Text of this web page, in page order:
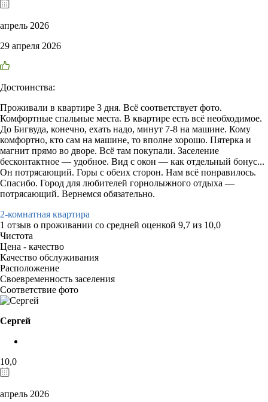
апрель 2026
29 апреля 2026
Достоинства:
Проживали в квартире 3 дня. Всё соответствует фото.
Комфортные спальные места. В квартире есть всё необходимое.
До Бигвуда, конечно, ехать надо, минут 7-8 на машине. Кому
комфортно, кто сам на машине, то вполне хорошо. Пятерка и
магнит прямо во дворе. Всё там покупали. Заселение
бесконтактное — удобное. Вид с окон — как отдельный бонус...
Он потрясающий. Горы с обеих сторон. Нам всё понравилось.
Спасибо. Город для любителей горнолыжного отдыха —
потрясающий. Вернемся обязательно.
2-комнатная квартира
1 отзыв о проживании со средней оценкой 9,7 из 10,0
Чистота
Цена - качество
Качество обслуживания
Расположение
Своевременность заселения
Соответствие фото
Сергей
10,0
апрель 2026